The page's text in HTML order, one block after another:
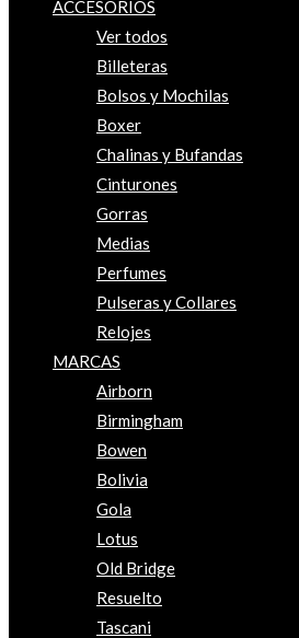
ACCESORIOS
Ver todos
Billeteras
Bolsos y Mochilas
Boxer
Chalinas y Bufandas
Cinturones
Gorras
Medias
Perfumes
Pulseras y Collares
Relojes
MARCAS
Airborn
Birmingham
Bowen
Bolivia
Gola
Lotus
Old Bridge
Resuelto
Tascani